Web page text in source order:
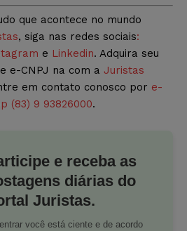
que acontece no mundo
, siga nas redes sociais:
e Linkedin. Adquira seu
e-CNPJ na com a Juristas
em contato conosco por e-
(83) 9 93826000.
e receba as
diárias do
Juristas.
você está ciente e de acordo